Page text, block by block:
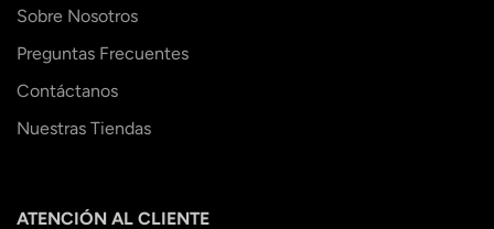
Sobre Nosotros
Preguntas Frecuentes
Contáctanos
Nuestras Tiendas
ATENCIÓN AL CLIENTE